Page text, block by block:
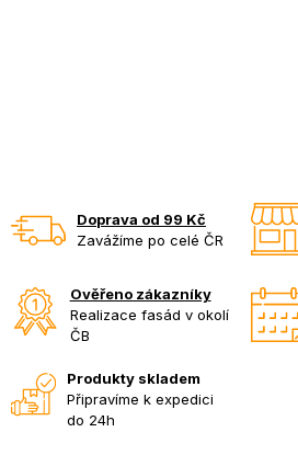
Doprava od 99 Kč
Zavážíme po celé ČR
Ověřeno zákazníky
Realizace fasád v okolí
ČB
Produkty skladem
Připravíme k expedici
do 24h